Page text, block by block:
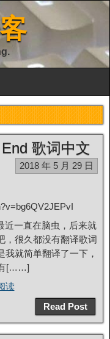
歌词中文
2018 年 5 月 29 日
近一直在脑虫，后来就
很久都没有翻译歌词
就简单翻译了一下，
有[……]
读
Read Post